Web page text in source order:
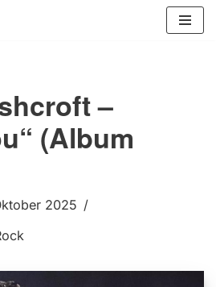
–
(Album
2025